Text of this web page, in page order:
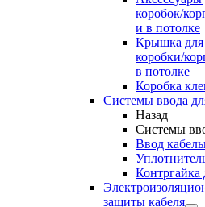
коробок/
и в потолке
Крышка для
коробки/
в потолке
Коробка
Системы ввода
Назад
Системы
Ввод
Контргайка
защиты кабеля